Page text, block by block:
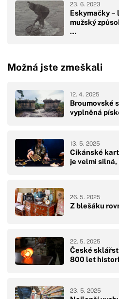
Eskymačky –
mužský
…
23. 6. 2023
Možná jste zmeškali
Broumovské
vyplněná
12. 4. 2025
Cikánské
je velmi
13. 5. 2025
Z blešáku
26. 5. 2025
České
800 let
22. 5. 2025
23. 5. 2025